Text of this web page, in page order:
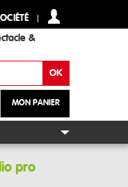
&
MON PANIER
+
pro